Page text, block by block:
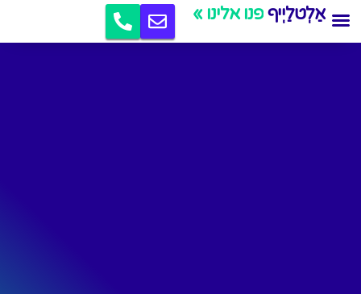
אַלְטלַיְיף
פנו אלינו »